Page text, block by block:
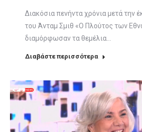
Διακόσια πενήντα χρόνια μετά την
του Άνταμ Σμιθ «Ο Πλούτος των
διαμόρφωσαν τα θεμέλια…
Διαβάστε περισσότερα